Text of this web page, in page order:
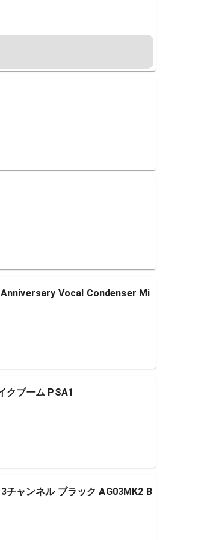
Anniversary Vocal Condenser Mi
クブーム PSA1
チャンネル ブラック AG03MK2 B